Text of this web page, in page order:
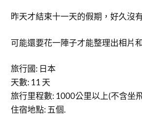
昨天才結束十一天的假期，好久沒
可能還要花一陣子才能整理出相片
旅行國: 日本
天數: 11 天
旅行里程數: 1000公里以上(不含坐
住宿地點: 五個.